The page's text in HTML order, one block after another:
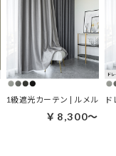
1級遮光カーテン | ルメル
￥8,300～